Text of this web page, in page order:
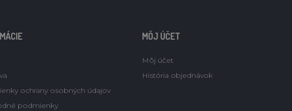
ochrany osobných údajov
podmienky
MÔJ ÚČET
Môj účet
História objednávok